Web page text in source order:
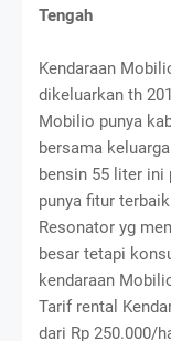
Tengah
Kendaraan
dikeluarkan th
Mobilio punya
bersama
bensin 55 liter ini
punya fitur
Resonator yg
besar tetapi
kendaraan
Tarif rental
dari Rp 250.000/